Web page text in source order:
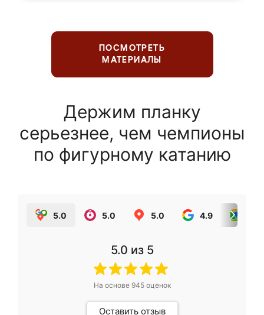
ПОСМОТРЕТЬ
МАТЕРИАЛЫ
Держим планку
серьезнее, чем чемпионы
по фигурному катанию
5.0 5.0 5.0 4.9
5.0 из 5
На основе 945оценок
Оставить отзыв